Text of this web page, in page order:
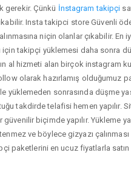
gerekir. Çünkü İnstagram takipçi
Insta takipci store Güvenli
niçin olanlar çıkabilir. En
için takipçi yüklemesi daha sonra
al hizmeti alan birçok instagram
olarak hazırlamış olduğumuz
yüklemeden sonrasında düşme
takdirde telafisi hemen yapılır.
güvenilir biçimde yapılır. Yükleme
ve böylece gizyazı
paketlerini en ucuz fiyatlarla